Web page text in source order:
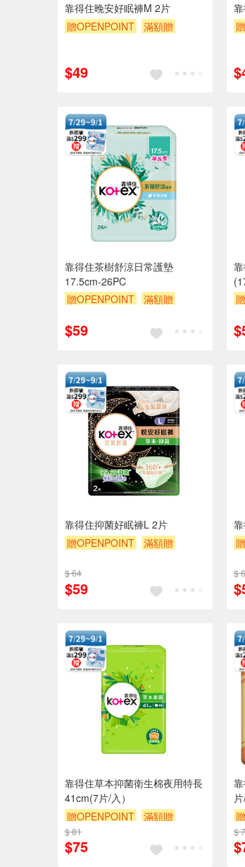
靠得住晚安好眠褲M 2片
贈OPENPOINT
滿額贈
$49
靠得住茶樹舒涼日常護墊
17.5cm-26PC
贈OPENPOINT
滿額贈
$59
靠得住抑菌好眠褲L 2片
贈OPENPOINT
滿額贈
$ 64
$59
$
靠得住草本抑菌衛生棉夜用特長
41cm(7片/入）
贈OPENPOINT
滿額贈
贈$200
$ 81
$75
片
$